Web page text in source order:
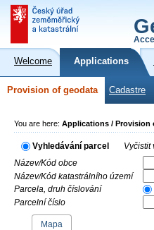
Welcome Applications
Provision of geodata Cadastre
You are here: Applications / Provision
Vyhledávání parcel
Vyčistit
Název/Kód obce
Název/Kód katastrálního území
Parcela, druh číslování
Parcelní číslo
Mapa